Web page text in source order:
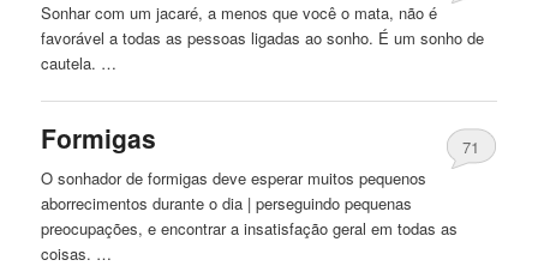
Sonhar com um jacaré, a menos que você o mata, não é
favorável a todas as pessoas ligadas ao sonho. É um sonho de
cautela. …
Formigas
71
O sonhador de formigas deve esperar muitos pequenos
aborrecimentos durante o dia | perseguindo pequenas
preocupações, e encontrar a insatisfação geral em todas as
coisas. …